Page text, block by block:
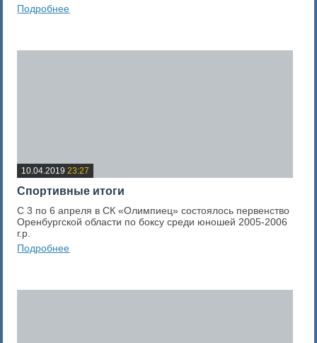
Подробнее
10.04.2019 23:27
Спортивные итоги
С 3 по 6 апреля в СК «Олимпиец» состоялось первенство
Оренбургской области по боксу среди юношей 2005-2006
г.р.
Подробнее